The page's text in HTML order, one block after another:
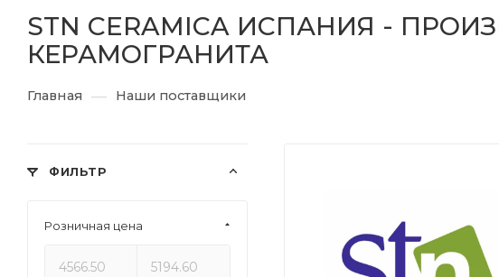
STN CERAMICA ИСПАНИЯ -
КЕРАМОГРАНИТА
Главная — Наши поставщики
ФИЛЬТР
Розничная цена